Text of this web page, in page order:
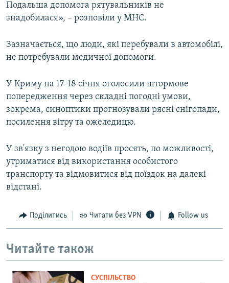
Подальша допомога рятувальників не
знадобилася», – розповіли у МНС.
Зазначається, що люди, які перебували в автомобілі,
не потребували медичної допомоги.
У Криму на 17-18 січня оголосили штормове
попередження через складні погодні умови,
зокрема, синоптики прогнозували рясні снігопади,
посилення вітру та ожеледицю.
У зв'язку з негодою водіїв просять, по можливості,
утриматися від використання особистого
транспорту та відмовитися від поїздок на далекі
відстані.
Поділитись Читати без VPN Follow us
Читайте також
СУСПІЛЬСТВО